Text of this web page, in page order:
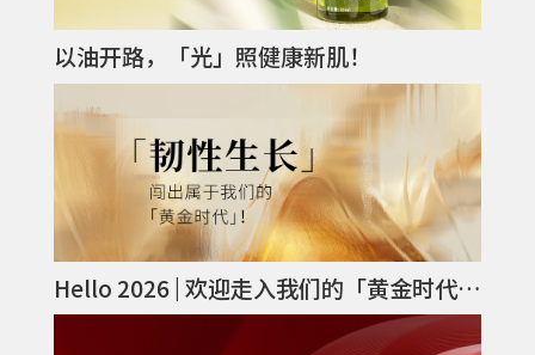
以油开路，「光」照健康新肌！
Hello 2026 | 欢迎走入我们的「黄金时代」！